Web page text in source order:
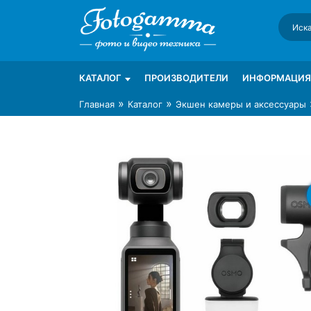
Интернет-магазин фототехники Foto-
Магазин фотоаксессуаров foto-gamma.ru
КАТАЛОГ ПРОИЗВОДИТЕЛИ ИНФОРМАЦИЯ
Главная » Каталог » Экшен камеры и аксессуары